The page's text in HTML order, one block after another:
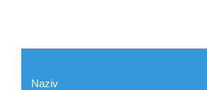
Naziv